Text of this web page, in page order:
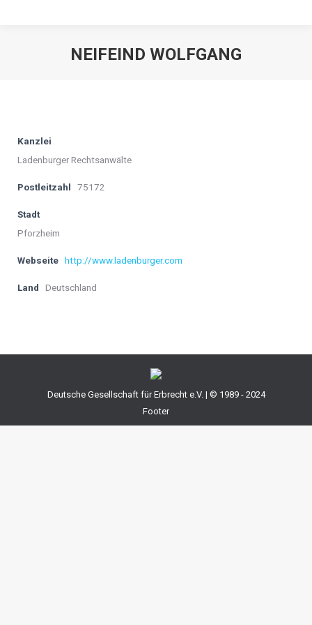
NEIFEIND WOLFGANG
Kanzlei
Ladenburger Rechtsanwälte
Postleitzahl 75172
Stadt
Pforzheim
Webseite http://www.ladenburger.com
Land Deutschland
Deutsche Gesellschaft für Erbrecht e.V. | © 1989 - 2024
Footer